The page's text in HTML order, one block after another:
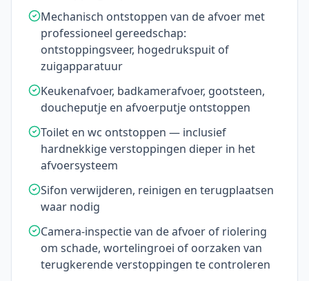
Mechanisch ontstoppen van de afvoer met
professioneel gereedschap:
ontstoppingsveer, hogedrukspuit of
zuigapparatuur
Keukenafvoer, badkamerafvoer, gootsteen,
doucheputje en afvoerputje ontstoppen
Toilet en wc ontstoppen — inclusief
hardnekkige verstoppingen dieper in het
afvoersysteem
Sifon verwijderen, reinigen en terugplaatsen
waar nodig
Camera-inspectie van de afvoer of riolering
om schade, wortelingroei of oorzaken van
terugkerende verstoppingen te controleren